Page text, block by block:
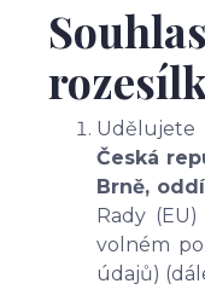
Udělujete
Česká
Brně,
Rady
volném
údajů)